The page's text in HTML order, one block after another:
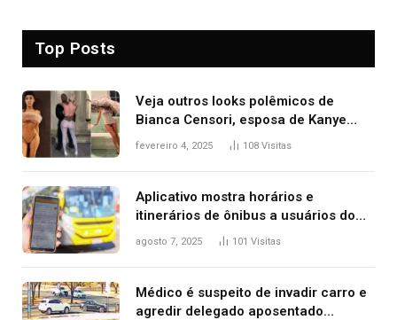
Top Posts
Veja outros looks polêmicos de
Bianca Censori, esposa de Kanye
West que apareceu nua no Grammy
fevereiro 4, 2025 108 Visitas
Aplicativo mostra horários e
itinerários de ônibus a usuários do
transporte público de Palmas; confira
agosto 7, 2025 101 Visitas
Médico é suspeito de invadir carro e
agredir delegado aposentado